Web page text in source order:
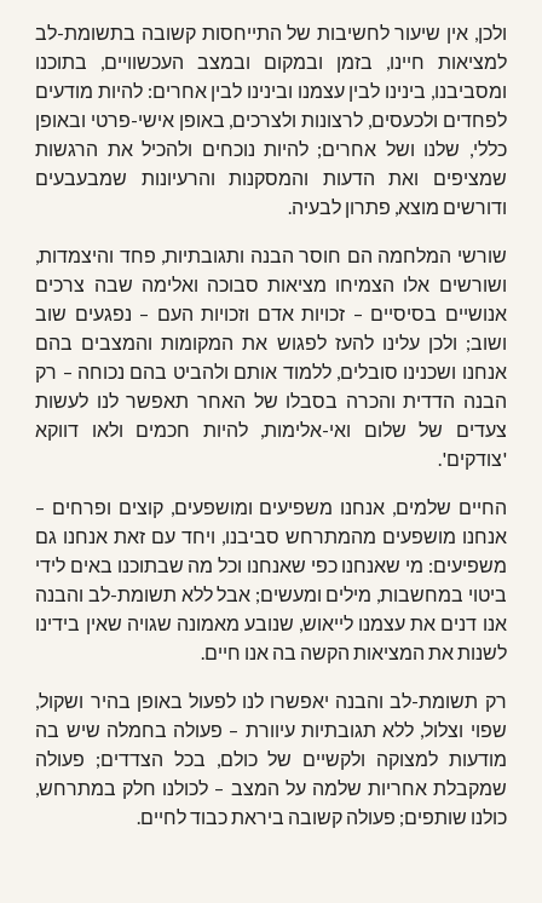
ולכן, אין שיעור לחשיבות של התייחסות קשובה בתשומת-לב
למציאות חיינו, בזמן ובמקום ובמצב העכשוויים, בתוכנו
ומסביבנו, בינינו לבין עצמנו ובינינו לבין אחרים: להיות מודעים
לפחדים ולכעסים, לרצונות ולצרכים, באופן אישי-פרטי ובאופן
כללי, שלנו ושל אחרים; להיות נוכחים ולהכיל את הרגשות
שמציפים ואת הדעות והמסקנות והרעיונות שמבעבעים
ודורשים מוצא, פתרון לבעיה.
שורשי המלחמה הם חוסר הבנה ותגובתיות, פחד והיצמדות,
ושורשים אלו הצמיחו מציאות סבוכה ואלימה שבה צרכים
אנושיים בסיסיים – זכויות אדם וזכויות העם – נפגעים שוב
ושוב; ולכן עלינו להעז לפגוש את המקומות והמצבים בהם
אנחנו ושכנינו סובלים, ללמוד אותם ולהביט בהם נכוחה – רק
הבנה הדדית והכרה בסבלו של האחר תאפשר לנו לעשות
צעדים של שלום ואי-אלימות, להיות חכמים ולאו דווקא
'צודקים'.
החיים שלמים, אנחנו משפיעים ומושפעים, קוצים ופרחים –
אנחנו מושפעים מהמתרחש סביבנו, ויחד עם זאת אנחנו גם
משפיעים: מי שאנחנו כפי שאנחנו וכל מה שבתוכנו באים לידי
ביטוי במחשבות, מילים ומעשים; אבל ללא תשומת-לב והבנה
אנו דנים את עצמנו לייאוש, שנובע מאמונה שגויה שאין בידינו
לשנות את המציאות הקשה בה אנו חיים.
רק תשומת-לב והבנה יאפשרו לנו לפעול באופן בהיר ושקול,
שפוי וצלול, ללא תגובתיות עיוורת – פעולה בחמלה שיש בה
מודעות למצוקה ולקשיים של כולם, בכל הצדדים; פעולה
שמקבלת אחריות שלמה על המצב – לכולנו חלק במתרחש,
כולנו שותפים; פעולה קשובה ביראת כבוד לחיים.